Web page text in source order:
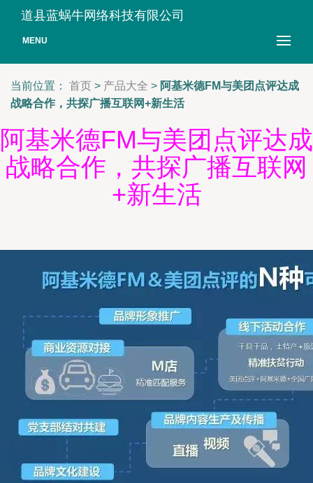
道县蓝蜗牛网络科技有限公司
MENU
当前位置： 首页 > 产品大全 > 阿基米德FM与美团点评达成
战略合作，共探广播互联网+新生活
阿基米德FM与美团点评达成
战略合作，共探广播互联网
+新生活